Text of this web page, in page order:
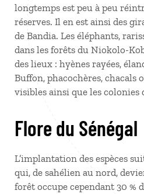
longtemps est peu à peu
réserves. Il en est ainsi des
de Bandia. Les éléphants,
dans les forêts du Niokolo-
des lieux : hyènes rayées,
Buffon, phacochères, chacals
visibles ainsi que les colonies
Flore du Sénégal
L’implantation des espèces
qui, de sahélien au nord,
forêt occupe cependant 30 %